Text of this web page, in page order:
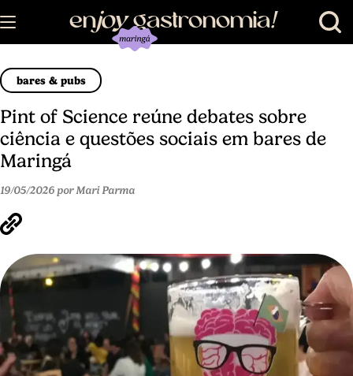
enjoy gastronomia!
bares & pubs
Pint of Science reúne debates sobre
ciência e questões sociais em bares de
Maringá
19/05/2026 por Mari Parma